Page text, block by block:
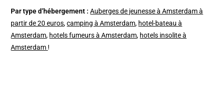
Par type d’hébergement : Auberges de jeunesse à Amsterdam à
partir de 20 euros,camping à Amsterdam, hotel-bateau à
Amsterdam, hotels fumeurs à Amsterdam, hotels insolite à
Amsterdam !